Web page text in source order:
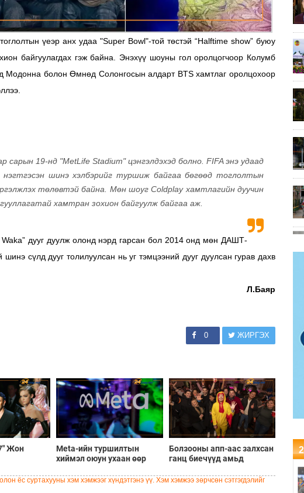
үеэр анх удаа "Super Bowl"-той төстэй “Halftime show” буюу
байгуулагдах гэж байна. Энэхүү шоуны гол оролцогчоор Колумб
Модонна болон Өмнөд Солонгосын алдарт BTS хамтлаг оролцохоор
19-нд "MetLife Stadium" цэнгэлдэхэд болно. FIFA энэ удаад
шинэ хэлбэрийг туршиж байгаа бөгөөд тоглолтын
төлөвтэй байна. Мөн шоуг Coldplay хамтлагийн дуучин
хамтран зохион байгуулж байгаа аж.
дууг дуулж олонд нэрд гарсан бол 2014 онд мөн ДАШТ-
сүлд дууг толилуулсан нь уг тэмцээний дууг дуулсан гурав дахв
Л.Баяр
0 ЖИРГЭХ
Жон
Meta-ийн туршилтын
хиймэл оюун ухаан өөр
хакердсан зөрчил илэрчээ
Болзооны апп-аас залхсан
ганц биечүүд амьд
болжээ
ёс суртахууны хэм хэмжээг хүндэтгэнэ үү. Хэм хэмжээ зөрчсөн сэтгэгдэлийг